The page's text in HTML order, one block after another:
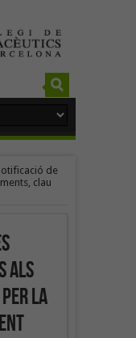
de
clau
als
la